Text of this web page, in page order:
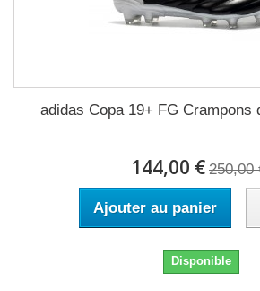
adidas Copa 19+ FG Crampons
144,00 € 250,00
Ajouter au panier
Disponible